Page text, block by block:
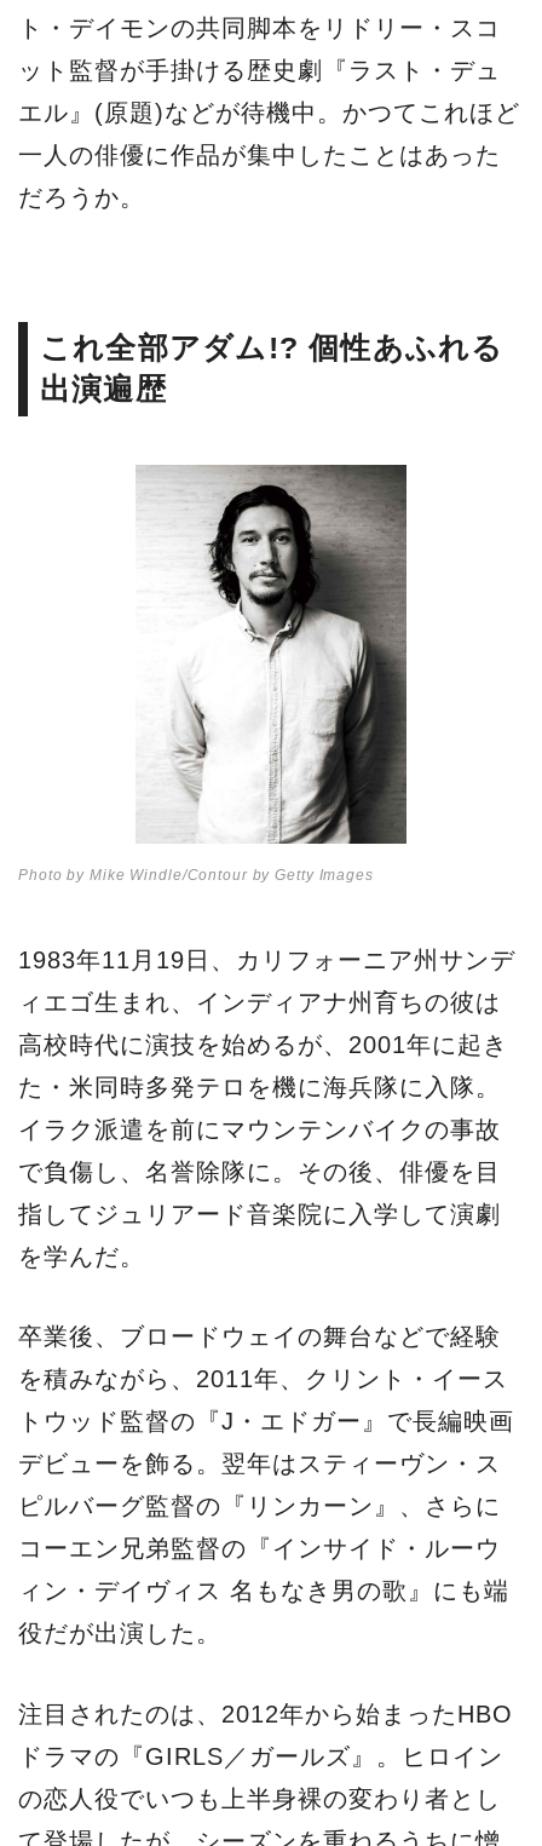
ト・デイモンの共同脚本をリドリー・スコ
ット監督が手掛ける歴史劇『ラスト・デュ
エル』(原題)などが待機中。かつてこれほど
一人の俳優に作品が集中したことはあった
だろうか。
これ全部アダム!? 個性あふれる
出演遍歴
Photo by Mike Windle/Contour by Getty Images
1983年11月19日、カリフォーニア州サンデ
ィエゴ生まれ、インディアナ州育ちの彼は
高校時代に演技を始めるが、2001年に起き
た・米同時多発テロを機に海兵隊に入隊。
イラク派遣を前にマウンテンバイクの事故
で負傷し、名誉除隊に。その後、俳優を目
指してジュリアード音楽院に入学して演劇
を学んだ。
卒業後、ブロードウェイの舞台などで経験
を積みながら、2011年、クリント・イース
トウッド監督の『J・エドガー』で長編映画
デビューを飾る。翌年はスティーヴン・ス
ピルバーグ監督の『リンカーン』、さらに
コーエン兄弟監督の『インサイド・ルーウ
ィン・デイヴィス 名もなき男の歌』にも端
役だが出演した。
注目されたのは、2012年から始まったHBO
ドラマの『GIRLS／ガールズ』。ヒロイン
の恋人役でいつも上半身裸の変わり者とし